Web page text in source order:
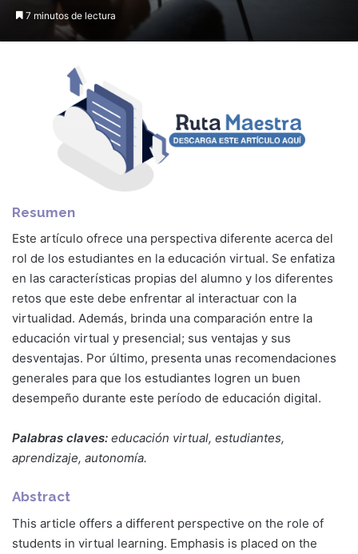
7 minutos de lectura
Resumen
Este artículo ofrece una perspectiva diferente acerca del
rol de los estudiantes en la educación virtual. Se enfatiza
en las características propias del alumno y los diferentes
retos que este debe enfrentar al interactuar con la
virtualidad. Además, brinda una comparación entre la
educación virtual y presencial; sus ventajas y sus
desventajas. Por último, presenta unas recomendaciones
generales para que los estudiantes logren un buen
desempeño durante este período de educación digital.
Palabras claves: educación virtual, estudiantes,
aprendizaje, autonomía.
Abstract
This article offers a different perspective on the role of
students in virtual learning. Emphasis is placed on the